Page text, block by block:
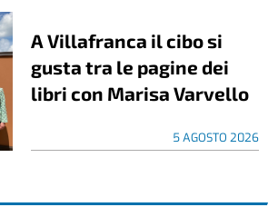
A Villafranca il cibo si
gusta tra le pagine dei
libri con Marisa Varvello
5 AGOSTO 2026